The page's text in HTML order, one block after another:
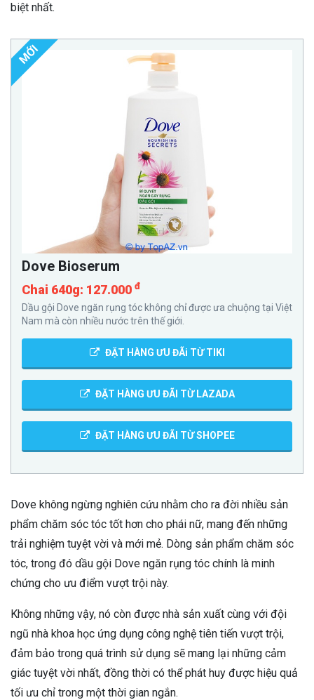
biệt nhất.
MỚI
Dove Bioserum
Chai 640g: 127.000 đ
Dầu gội Dove ngăn rụng tóc không chỉ được ưa chuộng tại Việt
Nam mà còn nhiều nước trên thế giới.
ĐẶT HÀNG ƯU ĐÃi TỪ TIKI
ĐẶT HÀNG ƯU ĐÃI TỪ LAZADA
ĐẶT HÀNG ƯU ĐÃI TỪ SHOPEE
Dove không ngừng nghiên cứu nhằm cho ra đời nhiều sản
phẩm chăm sóc tóc tốt hơn cho phái nữ, mang đến những
trải nghiệm tuyệt vời và mới mẻ. Dòng sản phẩm chăm sóc
tóc, trong đó dầu gội Dove ngăn rụng tóc chính là minh
chứng cho ưu điểm vượt trội này.
Không những vậy, nó còn được nhà sản xuất cùng với đội
ngũ nhà khoa học ứng dụng công nghệ tiên tiến vượt trội,
đảm bảo trong quá trình sử dụng sẽ mang lại những cảm
giác tuyệt vời nhất, đồng thời có thể phát huy được hiệu quả
tối ưu chỉ trong một thời gian ngắn.